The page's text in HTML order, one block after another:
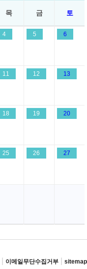
목 금 토
4 5 6
11 12 13
18 19 20
25 26 27
이메일무단수집거부 sitemap